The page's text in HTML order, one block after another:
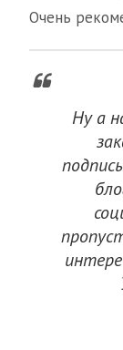
Очень
Ну а